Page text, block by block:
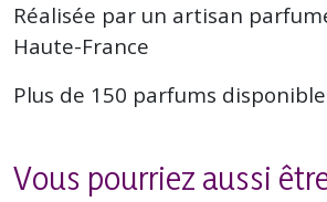
Réalisée par un artisan
Haute-France
Plus de 150 parfums
Vous pourriez aussi